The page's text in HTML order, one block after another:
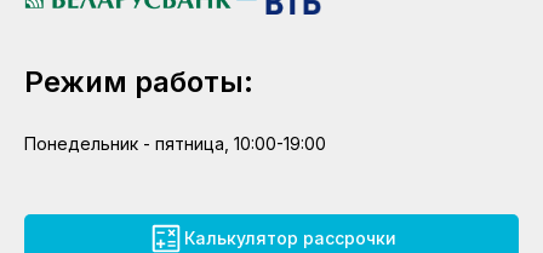
Режим работы:
Понедельник - пятница, 10:00-19:00
Калькулятор рассрочки